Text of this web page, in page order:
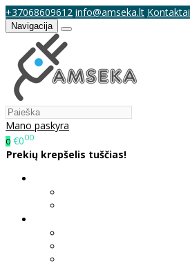
+37068609612 info@amseka.lt Kontaktai
Navigacija
Mano paskyra
0 €000
Prekių krepšelis tuščias!